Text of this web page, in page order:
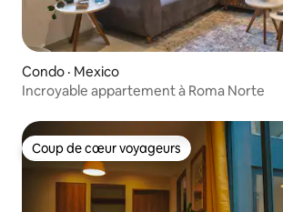
Condo · Mexico
Incroyable appartement à Roma Norte
Coup de cœur voyageurs
Coup de cœur voyageurs